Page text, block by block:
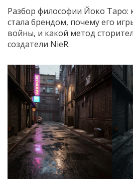
Разбор философии Йоко Таро:
стала брендом, почему его
войны, и какой метод
создатели NieR.